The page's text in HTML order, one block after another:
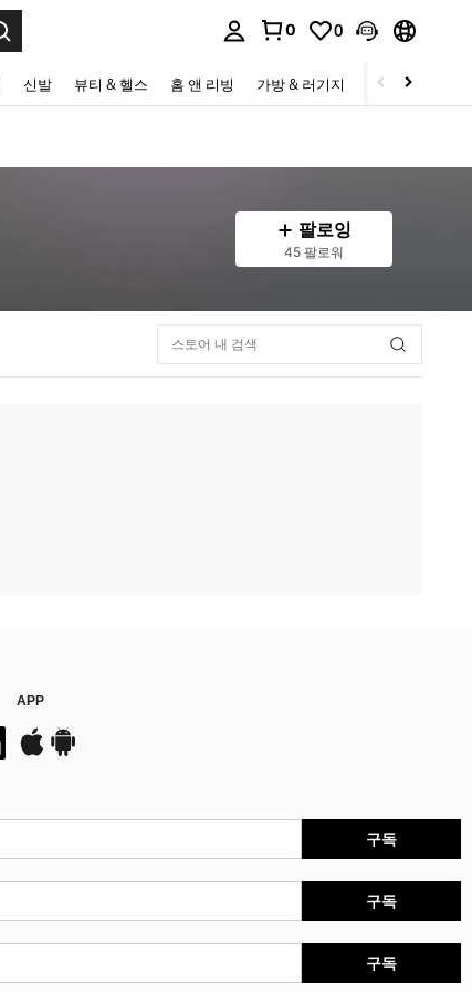
0 0
신발 뷰티 & 헬스 홈 앤 리빙 가방 & 러기지 스포츠 & 아웃
팔로잉
45 팔로워
APP
구독
구독
구독